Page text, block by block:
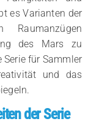
es Varianten der
Raumanzügen
des Mars zu
für Sammler
und das
der Serie